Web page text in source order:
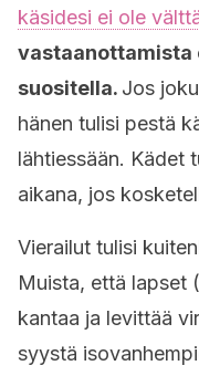
käsidesi ei ole
vastaanottamista
suositella. Jos
hänen tulisi pestä
lähtiessään. Kädet
aikana, jos
Vierailut tulisi
Muista, että lapset
kantaa ja levittää
syystä